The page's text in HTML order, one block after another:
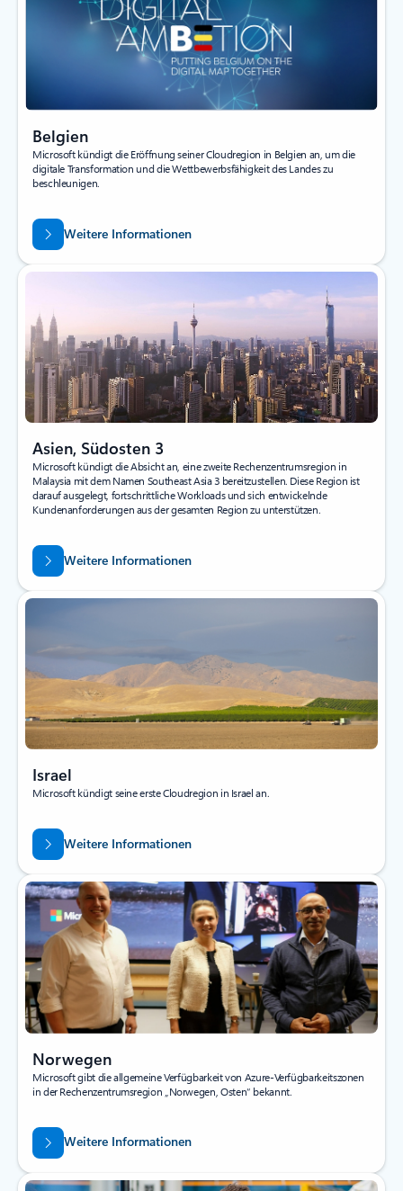
Belgien
Microsoft kündigt die Eröffnung seiner Cloudregion in Belgien an, um die
digitale Transformation und die Wettbewerbsfähigkeit des Landes zu
beschleunigen.
Weitere Informationen
Asien, Südosten 3
Microsoft kündigt die Absicht an, eine zweite Rechenzentrumsregion in
Malaysia mit dem Namen Southeast Asia 3 bereitzustellen. Diese Region ist
darauf ausgelegt, fortschrittliche Workloads und sich entwickelnde
Kundenanforderungen aus der gesamten Region zu unterstützen.
Weitere Informationen
Israel
Microsoft kündigt seine erste Cloudregion in Israel an.
Weitere Informationen
Norwegen
Microsoft gibt die allgemeine Verfügbarkeit von Azure-Verfügbarkeitszonen
in der Rechenzentrumsregion „Norwegen, Osten“ bekannt.
Weitere Informationen